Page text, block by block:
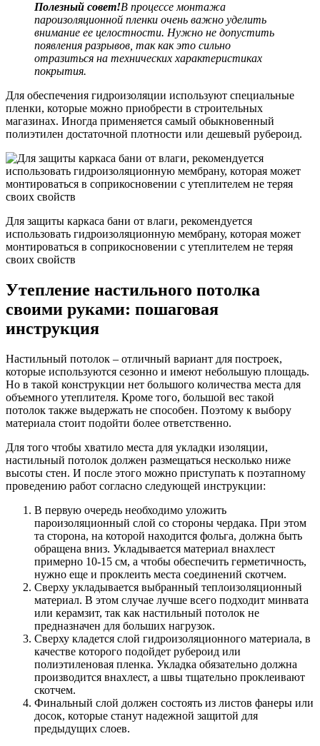
Полезный совет!В процессе монтажа
пароизоляционной пленки очень важно уделить
внимание ее целостности. Нужно не допустить
появления разрывов, так как это сильно
отразиться на технических характеристиках
покрытия.
Для обеспечения гидроизоляции используют специальные
пленки, которые можно приобрести в строительных
магазинах. Иногда применяется самый обыкновенный
полиэтилен достаточной плотности или дешевый рубероид.
Для защиты каркаса бани от влаги, рекомендуется
использовать гидроизоляционную мембрану, которая может
монтироваться в соприкосновении с утеплителем не теряя
своих свойств
Утепление настильного потолка
своими руками: пошаговая
инструкция
Настильный потолок – отличный вариант для построек,
которые используются сезонно и имеют небольшую площадь.
Но в такой конструкции нет большого количества места для
объемного утеплителя. Кроме того, большой вес такой
потолок также выдержать не способен. Поэтому к выбору
материала стоит подойти более ответственно.
Для того чтобы хватило места для укладки изоляции,
настильный потолок должен размещаться несколько ниже
высоты стен. И после этого можно приступать к поэтапному
проведению работ согласно следующей инструкции:
В первую очередь необходимо уложить
пароизоляционный слой со стороны чердака. При этом
та сторона, на которой находится фольга, должна быть
обращена вниз. Укладывается материал внахлест
примерно 10-15 см, а чтобы обеспечить герметичность,
нужно еще и проклеить места соединений скотчем.
Сверху укладывается выбранный теплоизоляционный
материал. В этом случае лучше всего подходит минвата
или керамзит, так как настильный потолок не
предназначен для больших нагрузок.
Сверху кладется слой гидроизоляционного материала, в
качестве которого подойдет рубероид или
полиэтиленовая пленка. Укладка обязательно должна
производится внахлест, а швы тщательно проклеивают
скотчем.
Финальный слой должен состоять из листов фанеры или
досок, которые станут надежной защитой для
предыдущих слоев.